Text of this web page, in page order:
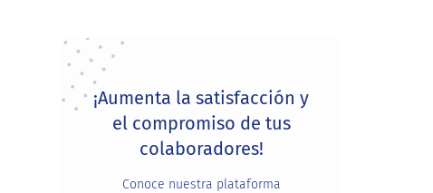
Primary
Sidebar
¡Aumenta la satisfacción y
el compromiso de tus
colaboradores!
Conoce nuestra plataforma